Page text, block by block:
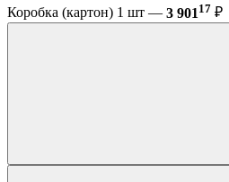
Коробка (картон) 1 шт — 3 901 17 ₽